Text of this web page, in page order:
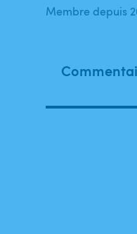
Membre depuis